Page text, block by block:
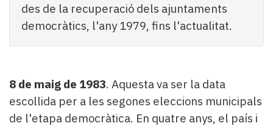
des de la recuperació dels ajuntaments
democràtics, l'any 1979, fins l'actualitat.
8 de maig de 1983. Aquesta va ser la data
escollida per a les segones eleccions municipals
de l'etapa democràtica. En quatre anys, el país i